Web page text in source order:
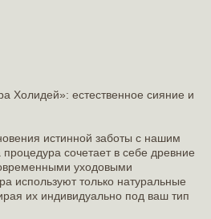
Холидей»: естественное сияние и
истинной заботы с нашим
сочетает в себе древние
уходовыми
используют только натуральные
их индивидуально под ваш тип